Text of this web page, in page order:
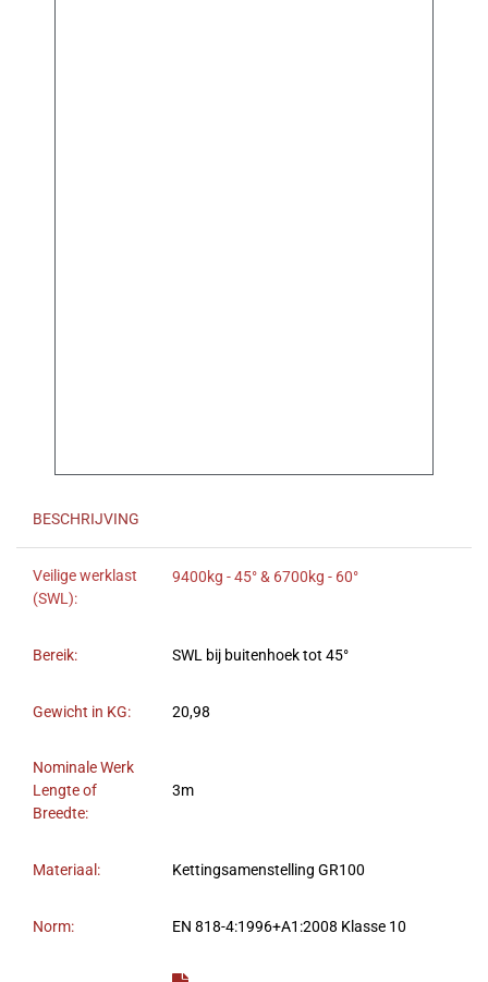
BESCHRIJVING
Veilige werklast
(SWL):
9400kg - 45° & 6700kg - 60°
Bereik: SWL bij buitenhoek tot 45°
Gewicht in KG: 20,98
Nominale Werk
Lengte of
Breedte:
3m
Materiaal: Kettingsamenstelling GR100
Norm: EN 818-4:1996+A1:2008 Klasse 10